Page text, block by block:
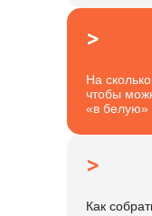
>
На
чтобы
«в белую»
>
Как